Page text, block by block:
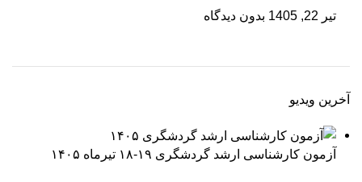
تیر 22, 1405 بدون دیدگاه
آخرین ویدیو
آزمون کارشناسی ارشد گردشگری ۱۹-۱۸ تیرماه ۱۴۰۵